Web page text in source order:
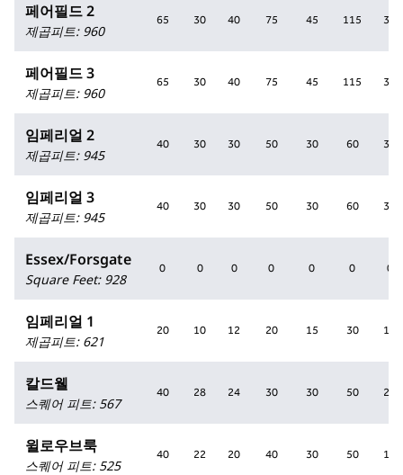
페어필드 2
제곱피트: 960
65 30 40 75 45 115 35
페어필드 3
제곱피트: 960
65 30 40 75 45 115 35
임페리얼 2
제곱피트: 945
40 30 30 50 30 60 30
임페리얼 3
제곱피트: 945
40 30 30 50 30 60 30
Essex/Forsgate
Square Feet: 928
0 0 0 0 0 0 0
임페리얼 1
제곱피트: 621
20 10 12 20 15 30 12
칼드웰
스퀘어 피트: 567
40 28 24 30 30 50 24
윌로우브룩
스퀘어 피트: 525
40 22 20 40 30 50 18